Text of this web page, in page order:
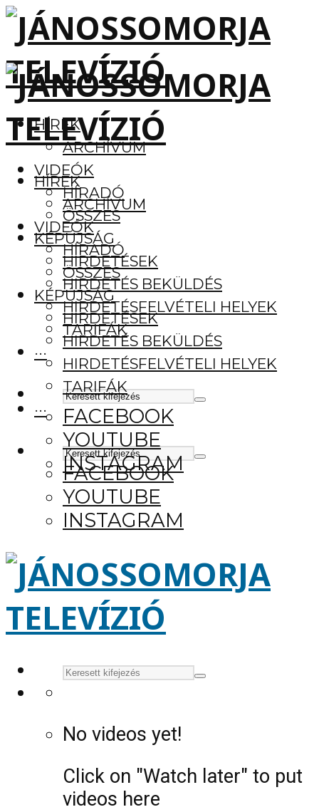
HÍREK
ARCHÍVUM
VIDEÓK
HÍRADÓ
ÖSSZES
KÉPÚJSÁG
HIRDETÉSEK
HIRDETÉS BEKÜLDÉS
HIRDETÉSFELVÉTELI HELYEK
TARIFÁK
···
FACEBOOK
YOUTUBE
INSTAGRAM
HÍREK
ARCHÍVUM
VIDEÓK
HÍRADÓ
ÖSSZES
KÉPÚJSÁG
HIRDETÉSEK
HIRDETÉS BEKÜLDÉS
HIRDETÉSFELVÉTELI HELYEK
TARIFÁK
···
FACEBOOK
YOUTUBE
INSTAGRAM
No videos yet!
Click on "Watch later" to put
videos here